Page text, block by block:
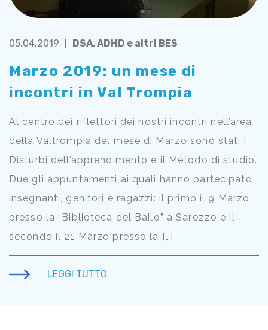
05.04.2019 DSA, ADHD e altri BES
Marzo 2019: un mese di
incontri in Val Trompia
Al centro dei riflettori dei nostri incontri nell’area
della Valtrompia del mese di Marzo sono stati i
Disturbi dell’apprendimento e il Metodo di studio.
Due gli appuntamenti ai quali hanno partecipato
insegnanti, genitori e ragazzi: il primo il 9 Marzo
presso la “Biblioteca del Bailo” a Sarezzo e il
secondo il 21 Marzo presso la […]
LEGGI TUTTO